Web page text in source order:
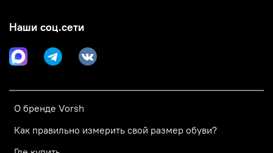
О бренде Vorsh
Как правильно измерить свой размер обуви?
Наши соц.сети